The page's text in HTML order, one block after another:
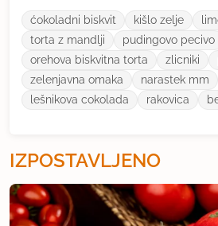
ćokoladni biskvit kišlo zelje
torta z mandlji
pudingovo pecivo
orehova biskvitna torta
zlicniki
zelenjavna omaka
narastek mm
lešnikova cokolada
rakovica
IZPOSTAVLJENO